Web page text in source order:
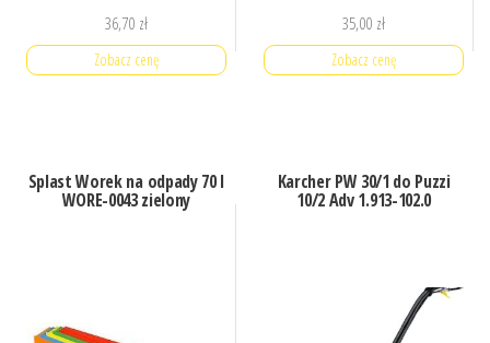
36,70 zł
Zobacz cenę
35,00 zł
Zobacz cenę
Splast Worek na odpady 70 l
WORE-0043 zielony
Karcher PW 30/1 do Puzzi
10/2 Adv 1.913-102.0